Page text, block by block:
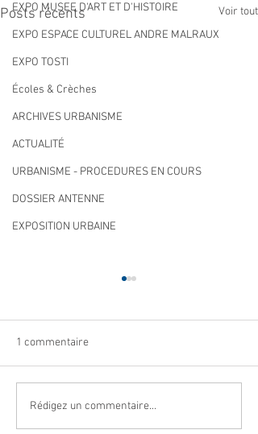
EXPO MUSEE D'ART ET D'HISTOIRE
EXPO ESPACE CULTUREL ANDRE MALRAUX
EXPO TOSTI
Écoles & Crèches
ARCHIVES URBANISME
ACTUALITÉ
URBANISME - PROCEDURES EN COURS
DOSSIER ANTENNE
EXPOSITION URBAINE
Posts récents Voir tout
Navettes estivales Envibus
gratuites
1 commentaire
Rédigez un commentaire...